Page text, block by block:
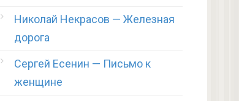
Николай Некрасов — Железная
дорога
Сергей Есенин — Письмо к
женщине